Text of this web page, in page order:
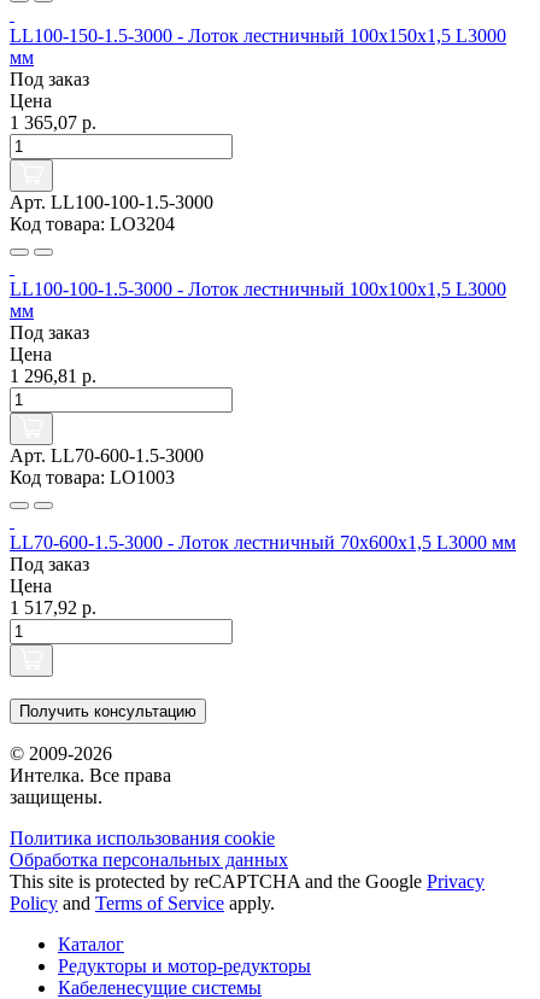
LL100-150-1.5-3000 - Лоток лестничный 100х150х1,5 L3000
мм
Под заказ
Цена
1 365,07 р.
Арт. LL100-100-1.5-3000
Код товара: LO3204
LL100-100-1.5-3000 - Лоток лестничный 100х100х1,5 L3000
мм
Под заказ
Цена
1 296,81 р.
Арт. LL70-600-1.5-3000
Код товара: LO1003
LL70-600-1.5-3000 - Лоток лестничный 70х600х1,5 L3000 мм
Под заказ
Цена
1 517,92 р.
Получить консультацию
© 2009-2026
Интелка. Все права
защищены.
Политика использования сookie
Обработка персональных данных
This site is protected by reCAPTCHA and the Google Privacy
Policy and Terms of Service apply.
Каталог
Редукторы и мотор-редукторы
Кабеленесущие системы